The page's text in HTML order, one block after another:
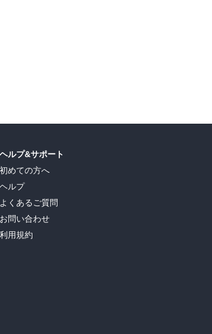
ヘルプ&サポート
初めての方へ
ヘルプ
よくあるご質問
お問い合わせ
利用規約